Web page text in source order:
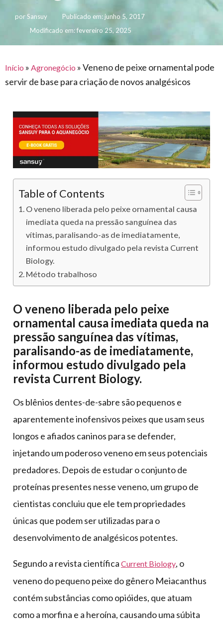
premiações
eventos
o
agronegócio
feira
toldos
offshore
construção
civil
piscinas
mercado
móveis,
calçados,
epi's
e
multiúso
lonas
caminhoneiro
porSansuy Publicado em:junho 5, 2017
Modificado em: fevereiro 25, 2025
Início » Agronegócio »Veneno de peixe ornamental pode
servir de base para criação de novos analgésicos
Table of Contents
O veneno liberada pelo peixe ornamental causa
imediata queda na pressão sanguínea das
vítimas, paralisando-as de imediatamente,
informou estudo divulgado pela revista Current
Biology.
Método trabalhoso
O veneno liberada pelo peixe
ornamental causa imediata queda na
pressão sanguínea das vítimas,
paralisando-as de imediatamente,
informou estudo divulgado pela
revista Current Biology.
Os blênios dentes-de-sabre são pequenos e
aparentemente inofensivos peixes que usam seus
longos e afiados caninos para se defender,
injetando um poderoso veneno em seus potenciais
predadores. Depois de estudar o conjunto de
proteínas presentes nesse veneno, um grupo de
cientistas concluiu que ele tem propriedades
únicas que podem ser utilizadas para o
desenvolvimento de analgésicos potentes.
Segundo a revista científica Current Biology, o
veneno do pequeno peixe do gênero Meiacanthus
contém substâncias como opióides, que atuam
como a morfina e a heroína, causando uma súbita